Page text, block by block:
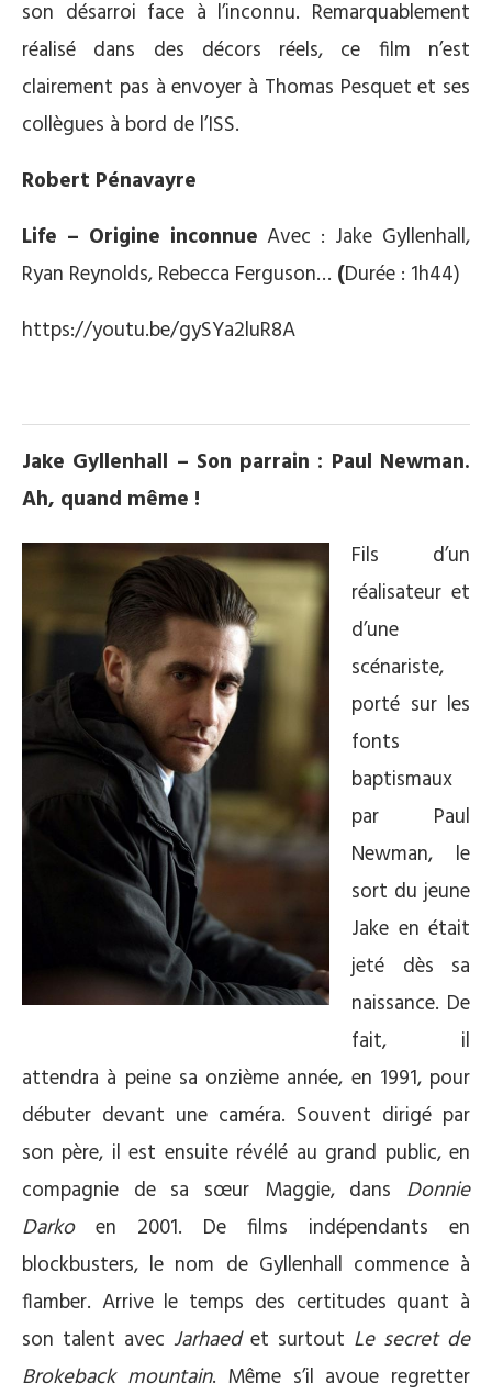
son désarroi face à l’inconnu. Remarquablement
réalisé dans des décors réels, ce film n’est
clairement pas à envoyer à Thomas Pesquet et ses
collègues à bord de l’ISS.
Robert Pénavayre
Life – Origine inconnueAvec : Jake Gyllenhall,
Ryan Reynolds, Rebecca Ferguson… (Durée : 1h44)
https://youtu.be/gySYa2luR8A
Jake Gyllenhall – Son parrain : Paul Newman.
Ah, quand même !
Fils d’un
réalisateur et
d’une
scénariste,
porté sur les
fonts
baptismaux
par Paul
Newman, le
sort du jeune
Jake en était
jeté dès sa
naissance. De
fait, il
attendra à peine sa onzième année, en 1991, pour
débuter devant une caméra. Souvent dirigé par
son père, il est ensuite révélé au grand public, en
compagnie de sa sœur Maggie, dans Donnie
Darkoen 2001. De films indépendants en
blockbusters, le nom de Gyllenhall commence à
flamber. Arrive le temps des certitudes quant à
son talent avec Jarhaed et surtout Le secret de
Brokeback mountain. Même s’il avoue regretter